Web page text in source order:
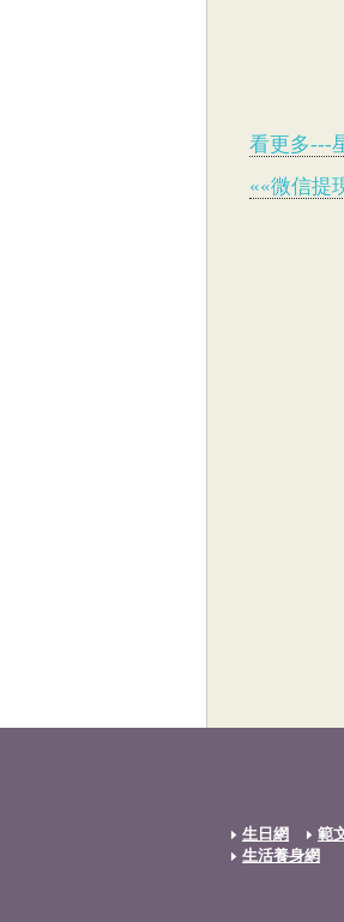
看更多---
««微信提
生日網 範
生活養身網